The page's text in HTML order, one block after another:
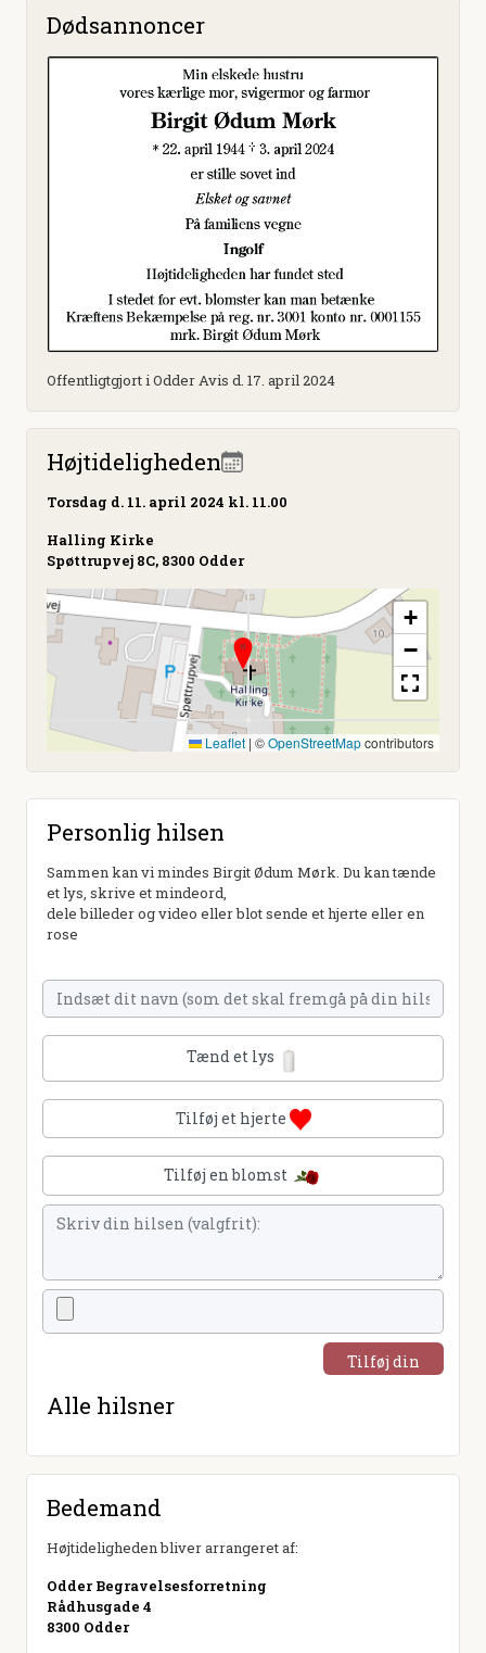
Dødsannoncer
Offentligtgjort i Odder Avis d. 17. april 2024
Højtideligheden
Torsdag d. 11. april 2024 kl. 11.00
Halling Kirke
Spøttrupvej 8C, 8300 Odder
+
−
Leaflet | ©OpenStreetMapcontributors
Personlig hilsen
Sammen kan vi mindes Birgit Ødum Mørk. Du kan tænde
et lys, skrive et mindeord,
dele billeder og video eller blot sende et hjerte eller en
rose
Tænd et lys
Tilføj et hjerte
Tilføj en blomst
Tilføj din
Alle hilsner
Bedemand
Højtideligheden bliver arrangeret af:
Odder Begravelsesforretning
Rådhusgade 4
8300 Odder